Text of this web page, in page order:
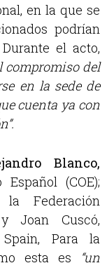
en la que se
podrían
el acto,
compromiso del
en la sede de
cuenta ya con
Blanco,
(COE);
Federación
Joan Cuscó,
Para la
esta es
“un